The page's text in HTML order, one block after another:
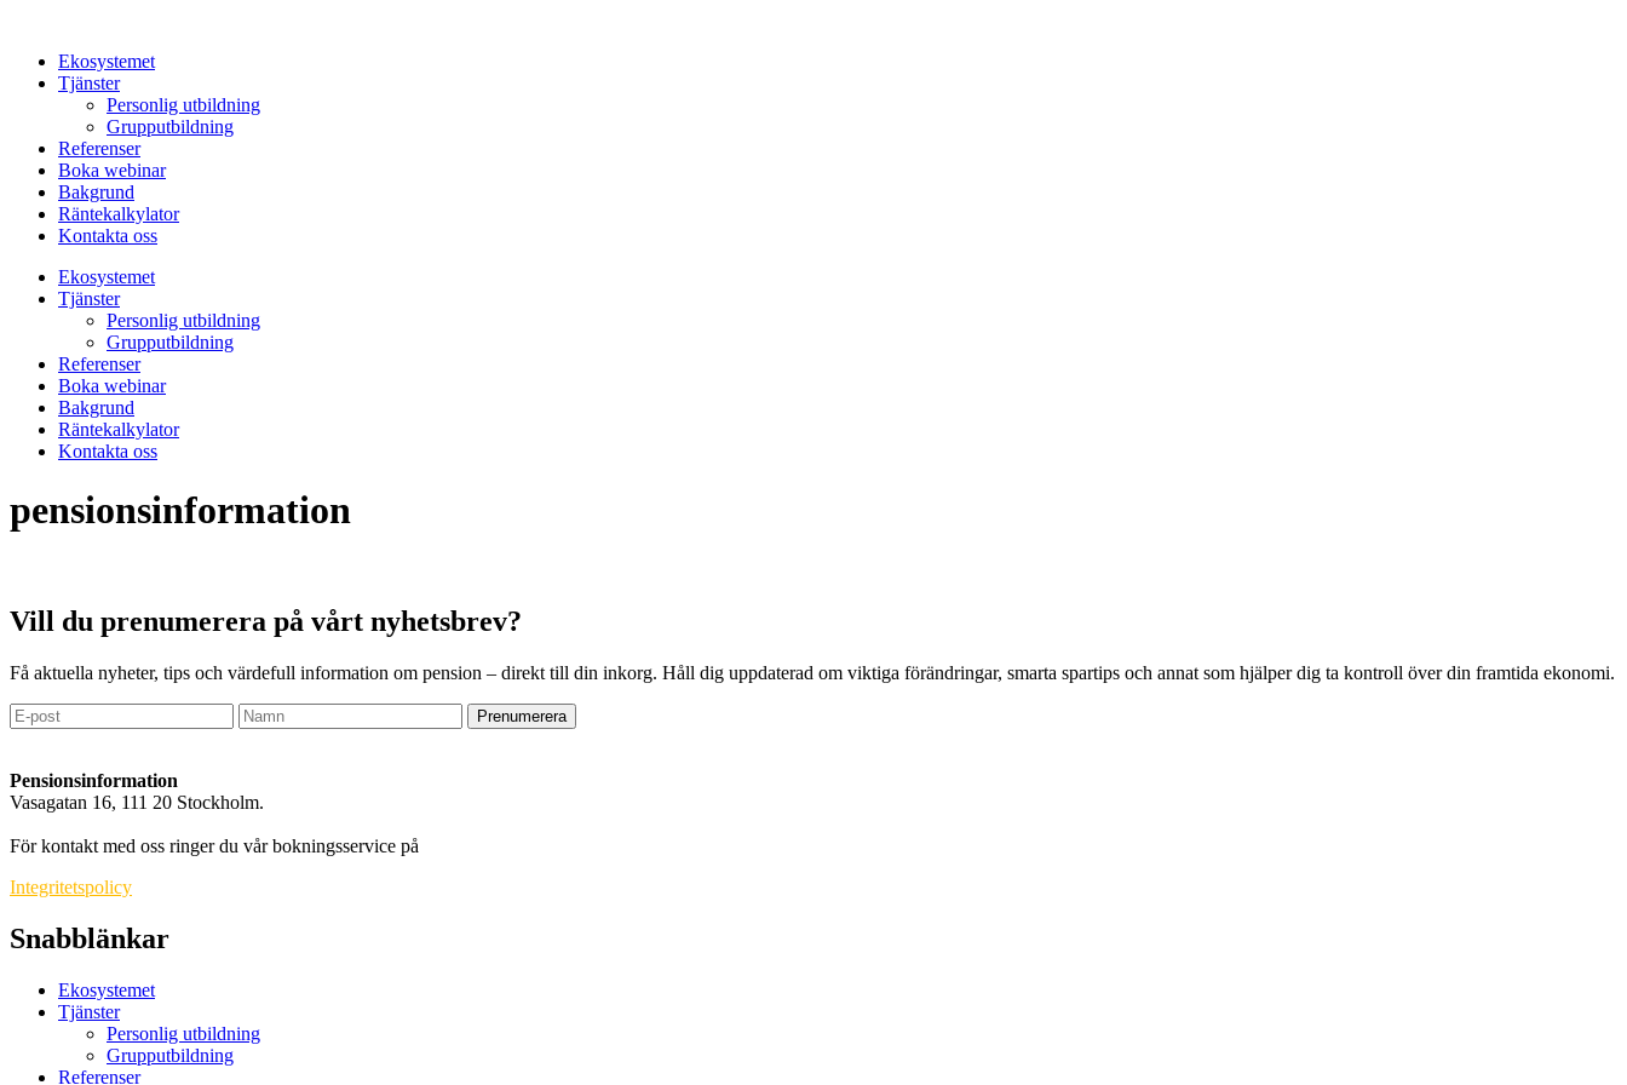
innehållEkosystemet
Tjänster
Personlig utbildning
Grupputbildning
Referenser
Boka webinar
Bakgrund
Räntekalkylator
Kontakta oss
Ekosystemet
Tjänster
Personlig utbildning
Grupputbildning
Referenser
Boka webinar
Bakgrund
Räntekalkylator
Kontakta oss
pensionsinformation
Vill du prenumerera på vårt nyhetsbrev?
Få aktuella nyheter, tips och värdefull information om pension – direkt till din inkorg. Håll dig uppdaterad om viktiga förändringar, smarta spartips och annat som hjälper dig ta kontroll över din framtida ekonomi.
Prenumerera
Pensionsinformation
Vasagatan 16, 111 20 Stockholm.
För kontakt med oss ringer du vår bokningsservice på
Integritetspolicy
Snabblänkar
Ekosystemet
Tjänster
Personlig utbildning
Grupputbildning
Referenser